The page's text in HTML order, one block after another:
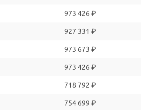
973 426 ₽
927 331 ₽
973 673 ₽
973 426 ₽
718 792 ₽
754 699 ₽